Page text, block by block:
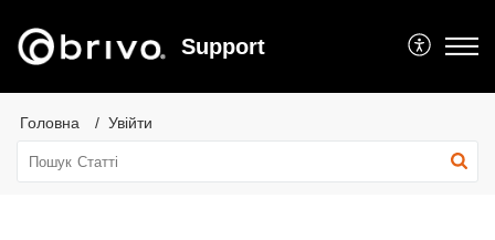
Support
Головна Увійти